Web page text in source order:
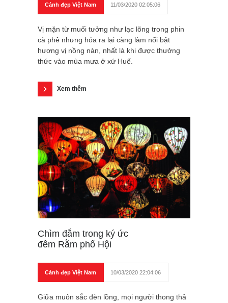
Cảnh đẹp Việt Nam 11/03/2020 02:05:06
Vị mặn từ muối tưởng như lạc lõng trong phin
cà phê nhưng hóa ra lại càng làm nổi bật
hương vị nồng nàn, nhất là khi được thưởng
thức vào mùa mưa ở xứ Huế.
Xem thêm
Chìm đắm trong ký ức
đêm Rằm phố Hội
Cảnh đẹp Việt Nam 10/03/2020 22:04:06
Giữa muôn sắc đèn lồng, mọi người thong thả